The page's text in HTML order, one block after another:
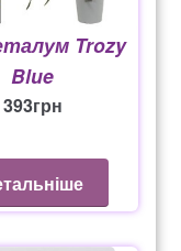
Trozy
Blue
393грн